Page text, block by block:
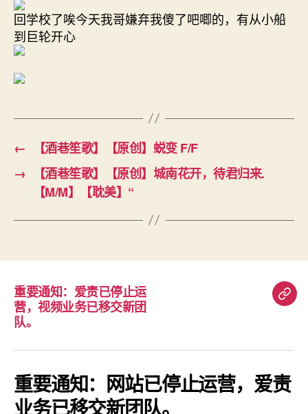
回学校了唉今天我哥嫌弃我傻了吧唧的，有从小船
到巨轮开心
←
【酒巷笙歌】【原创】蜕变 F/F
→
【酒巷笙歌】【原创】城南花开，待君归来.
【M/M】【耽美】“
重要通知：爱责已停止运
营，视频业务已移交新团
队。
重
知：
爱
责
重要通知：网站已停止运营，爱责
业务已移交新团队。